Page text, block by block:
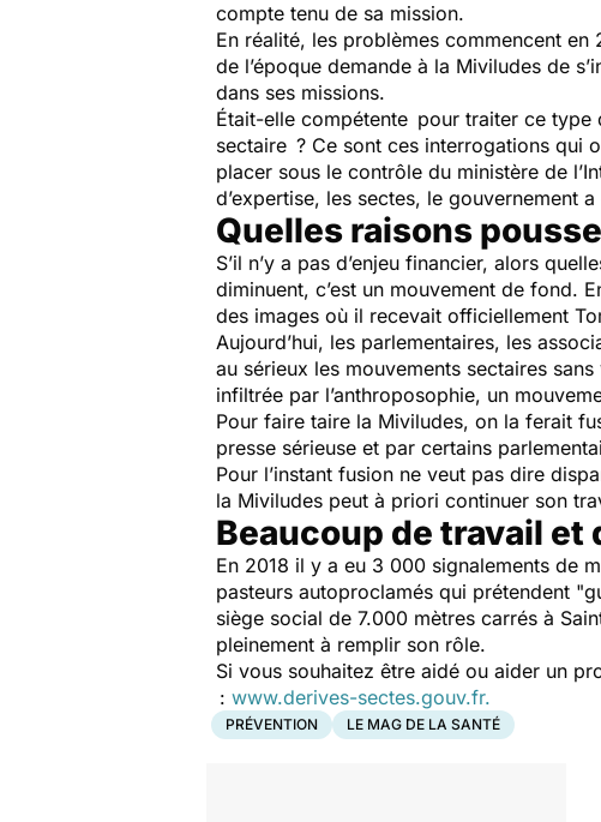
compte tenu de sa mission.
En réalité, les problèmes commencent
de l’époque demande à la Miviludes de
dans ses missions.
Était-elle compétente pour traiter ce type
sectaire ? Ce sont ces interrogations qui
placer sous le contrôle du ministère de
d’expertise, les sectes, le gouvernement
Quelles raisons
S’il n’y a pas d’enjeu financier, alors
diminuent, c’est un mouvement de fond.
des images où il recevait officiellement
Aujourd’hui, les parlementaires, les
au sérieux les mouvements sectaires
infiltrée par l’anthroposophie, un
Pour faire taire la Miviludes, on la ferait
presse sérieuse et par certains
Pour l’instant fusion ne veut pas dire
la Miviludes peut à priori continuer son
Beaucoup de travail et
En 2018 il y a eu 3 000 signalements de
pasteurs autoproclamés qui prétendent
siège social de 7.000 mètres carrés à
pleinement à remplir son rôle.
Si vous souhaitez être aidé ou aider un
: www.derives-sectes.gouv.fr.
PRÉVENTION LE MAG DE LA SANTÉ